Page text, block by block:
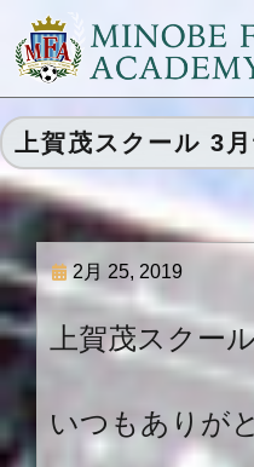
上賀茂スクール 3
2月 25, 2019
上賀茂スクー
いつもありが